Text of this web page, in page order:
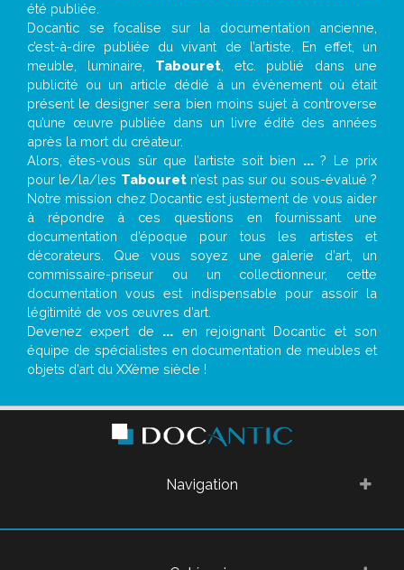
été publiée.
Docantic se focalise sur la documentation ancienne,
c’est-à-dire publiée du vivant de l’artiste. En effet, un
meuble, luminaire, Tabouret , etc. publié dans une
publicité ou un article dédié à un évènement où était
présent le designer sera bien moins sujet à controverse
qu’une œuvre publiée dans un livre édité des années
après la mort du créateur.
Alors, êtes-vous sûr que l’artiste soit bien ...? Le prix
pour le/la/les Tabouretn’est pas sur ou sous-évalué ?
Notre mission chez Docantic est justement de vous aider
à répondre à ces questions en fournissant une
documentation d’époque pour tous les artistes et
décorateurs. Que vous soyez une galerie d’art, un
commissaire-priseur ou un collectionneur, cette
documentation vous est indispensable pour assoir la
légitimité de vos œuvres d’art.
Devenez expert de ... en rejoignant Docantic et son
équipe de spécialistes en documentation de meubles et
objets d’art du XXème siècle !
Navigation